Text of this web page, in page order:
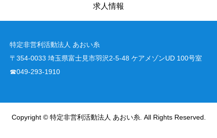
求人情報
特定非営利活動法人 あおい糸
〒354-0033 埼玉県富士見市羽沢2-5-48 ケアメゾンUD 100号室
☎049-293-1910
Copyright © 特定非営利活動法人 あおい糸. All Rights Reserved.